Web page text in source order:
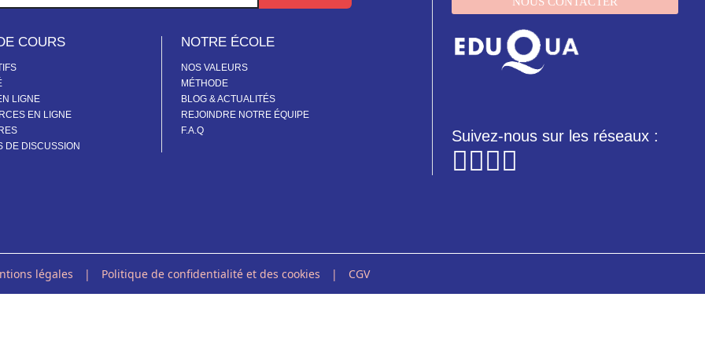
COURS
LIGNE
EN LIGNE
DE DISCUSSION
NOTRE ÉCOLE
NOS VALEURS
MÉTHODE
BLOG & ACTUALITÉS
REJOINDRE NOTRE ÉQUIPE
F.A.Q
Suivez-nous sur les réseaux :
légales | Politique de confidentialité et des cookies | CGV